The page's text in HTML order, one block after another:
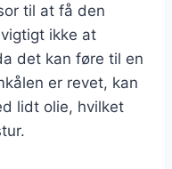
til at få den
ikke at
det kan føre til en
er revet, kan
lidt olie, hvilket